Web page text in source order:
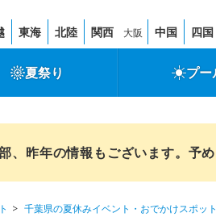
東海 北陸 関西 大阪 中国 四国
夏祭り プー
昨年の情報もございます。予め
千葉県の夏休みイベント・おでかけスポット